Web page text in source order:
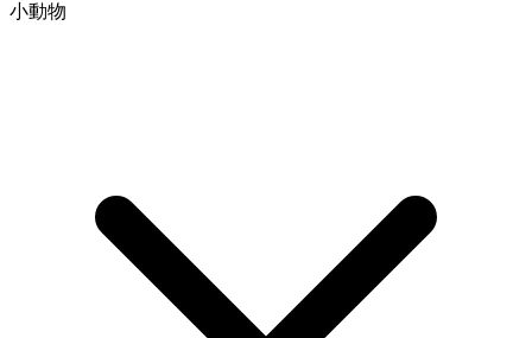
小動物